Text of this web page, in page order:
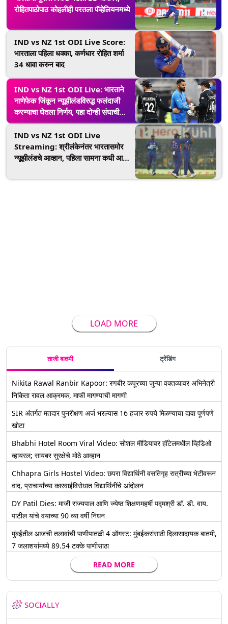
रोहितपाठोपाठ कोहलीही परतला पॅव्हेलियनमध्ये
IND vs NZ 1st ODI Live Score:
भारताला पहिला धक्का, कर्णधार रोहित शर्मा
34 धावा करुन बाद
IND vs NZ 1st ODI Live: भारताने
नाणेफेक जिंकून न्यूझीलंडविरुद्ध फलंदाजी
करण्याचा घेतला निर्णय, पहा दोन्ही संघाची
प्लेंइग 11
IND vs NZ 1st ODI Live
Streaming: श्रीलंकेनंतर भारतासमोर
न्यूझीलंडचे आव्हान, पहिला सामना कधी आणि
LOAD MORE
ताजी बातमी ट्रेंडिंग
Nikita Rawal Ranbir Kapoor: रणबीर कपूरच्या जुन्या वक्तव्यावर अभिनेत्री
निकिता रावल आक्रमक, माफी मागण्याची मागणी
SIR अंतर्गत मतदार पुनरीक्षण अर्ज भरल्यास 16 हजार रुपये मिळण्याचा दावा पूर्णपणे
खोटा
Bhabhi Hotel Room Viral Video: सोशल मीडियावर हॉटेलमधील व्हिडिओ
व्हायरल; सायबर सुरक्षेचे मोठे आव्हान
Chhapra Girls Hostel Video: छपरा विद्यार्थिनी वसतिगृह रात्रीच्या भेटीवरून
वाद, प्राचार्यांच्या कारवाईविरोधात विद्यार्थिनींचे आंदोलन
DY Patil Dies: माजी राज्यपाल आणि ज्येष्ठ शिक्षणमहर्षी पद्मश्री डॉ. डी. वाय.
पाटील यांचे वयाच्या 90 व्या वर्षी निधन
मुंबईतील आजची तलावांची पाणीपातळी 4 ऑगस्ट: मुंबईकरांसाठी दिलासादायक बातमी,
7 जलाशयांमध्ये 89.54 टक्के पाणीसाठा
READ MORE
SOCIALLY